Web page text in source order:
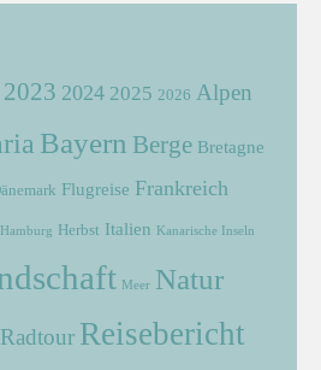
2023 2024 2025 2026 Alpen
Bayern Berge Bretagne
Flugreise Frankreich
Hamburg Herbst Italien Kanarische Inseln
Meer Natur
Radtour Reisebericht